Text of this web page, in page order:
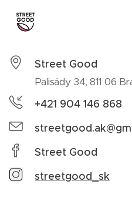
Street Good
Palisády 34, 811 06
+421 904 146 868
Street Good
streetgood_sk